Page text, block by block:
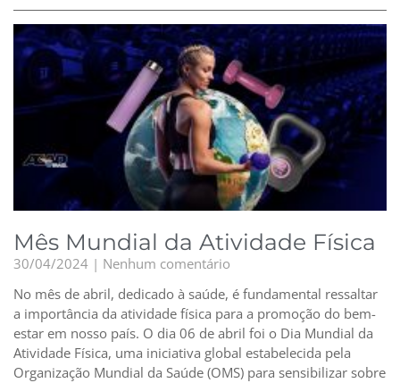
Mês Mundial da Atividade Física
30/04/2024
Nenhum comentário
No mês de abril, dedicado à saúde, é fundamental ressaltar
a importância da atividade física para a promoção do bem-
estar em nosso país. O dia 06 de abril foi o Dia Mundial da
Atividade Física, uma iniciativa global estabelecida pela
Organização Mundial da Saúde (OMS) para sensibilizar sobre